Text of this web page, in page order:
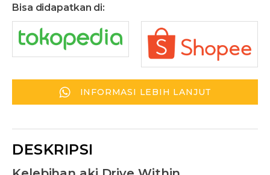
Bisa didapatkan di:
INFORMASI LEBIH LANJUT
DESKRIPSI